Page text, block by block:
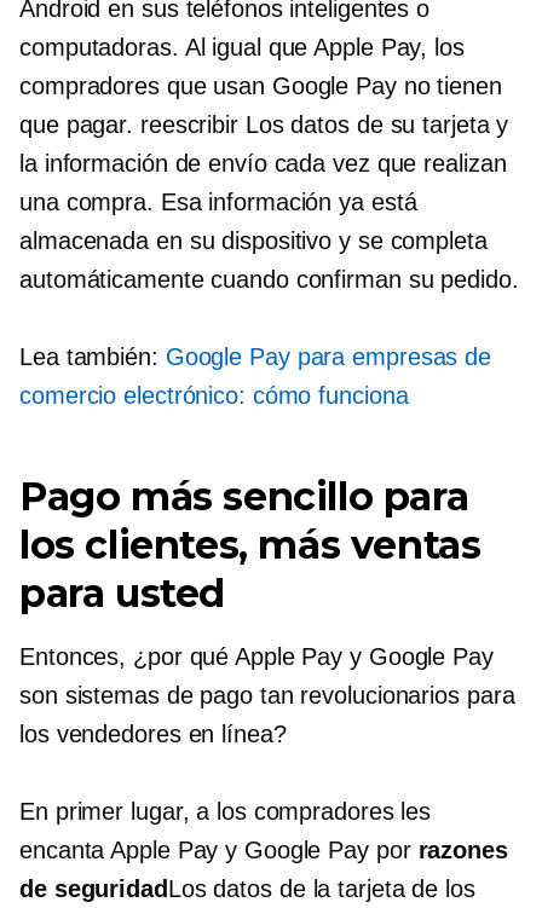
Android en sus teléfonos inteligentes o
computadoras. Al igual que Apple Pay, los
compradores que usan Google Pay no tienen
que pagar. reescribirLos datos de su tarjeta y
la información de envío cada vez que realizan
una compra. Esa información ya está
almacenada en su dispositivo y se completa
automáticamente cuando confirman su pedido.
Lea también: Google Pay para empresas de
comercio electrónico: cómo funciona
Pago más sencillo para
los clientes, más ventas
para usted
Entonces, ¿por qué Apple Pay y Google Pay
son sistemas de pago tan revolucionarios para
los vendedores en línea?
En primer lugar, a los compradores les
encanta Apple Pay y Google Pay por razones
de seguridadLos datos de la tarjeta de los